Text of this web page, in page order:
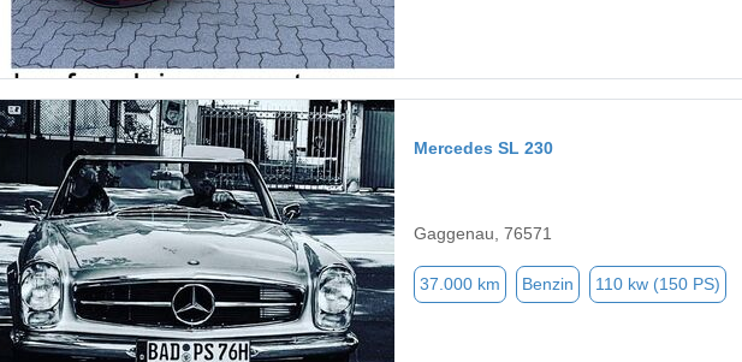
Mercedes SL 230
Gaggenau, 76571
37.000 km Benzin 110 kw (150 PS)